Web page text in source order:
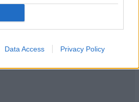
Data Access Privacy Policy